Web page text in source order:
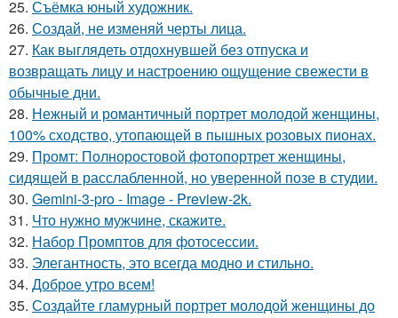
25. Съёмка юный художник.
26. Создай, не изменяй черты лица.
27. Как выглядеть отдохнувшей без отпуска и
возвращать лицу и настроению ощущение свежести в
обычные дни.
28. Нежный и романтичный портрет молодой женщины,
100% сходство, утопающей в пышных розовых пионах.
29. Промт: Полноростовой фотопортрет женщины,
сидящей в расслабленной, но уверенной позе в студии.
30. Gemini-3-pro - Image - Preview-2k.
31. Что нужно мужчине, скажите.
32. Набор Промптов для фотосессии.
33. Элегантность, это всегда модно и стильно.
34. Доброе утро всем!
35. Создайте гламурный портрет молодой женщины до